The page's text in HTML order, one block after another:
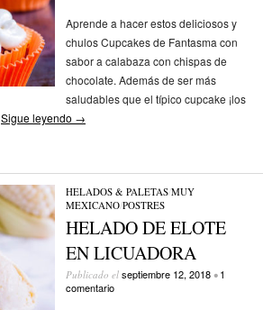
Aprende a hacer estos deliciosos y
chulos Cupcakes de Fantasma con
sabor a calabaza con chispas de
chocolate. Además de ser más
saludables que el típico cupcake ¡los
Sigue leyendo →
HELADOS & PALETAS/MUY
MEXICANO/POSTRES
HELADO DE ELOTE
EN LICUADORA
Publicado el septiembre 12, 2018 • 1
comentario